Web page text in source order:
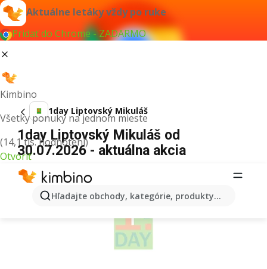
Aktuálne letáky vždy po ruke
Pridať do Chrome - ZADARMO
Kimbino
Všetky ponuky na jednom mieste
(14,1 tis. hodnotení)
Otvoriť
Hľadajte obchody, kategórie, produkty...
1day Liptovský Mikuláš
1day Liptovský Mikuláš od
30.07.2026 - aktuálna akcia